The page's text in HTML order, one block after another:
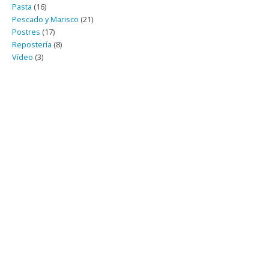
Pasta (16)
Pescado y Marisco (21)
Postres (17)
Repostería (8)
Vídeo (3)